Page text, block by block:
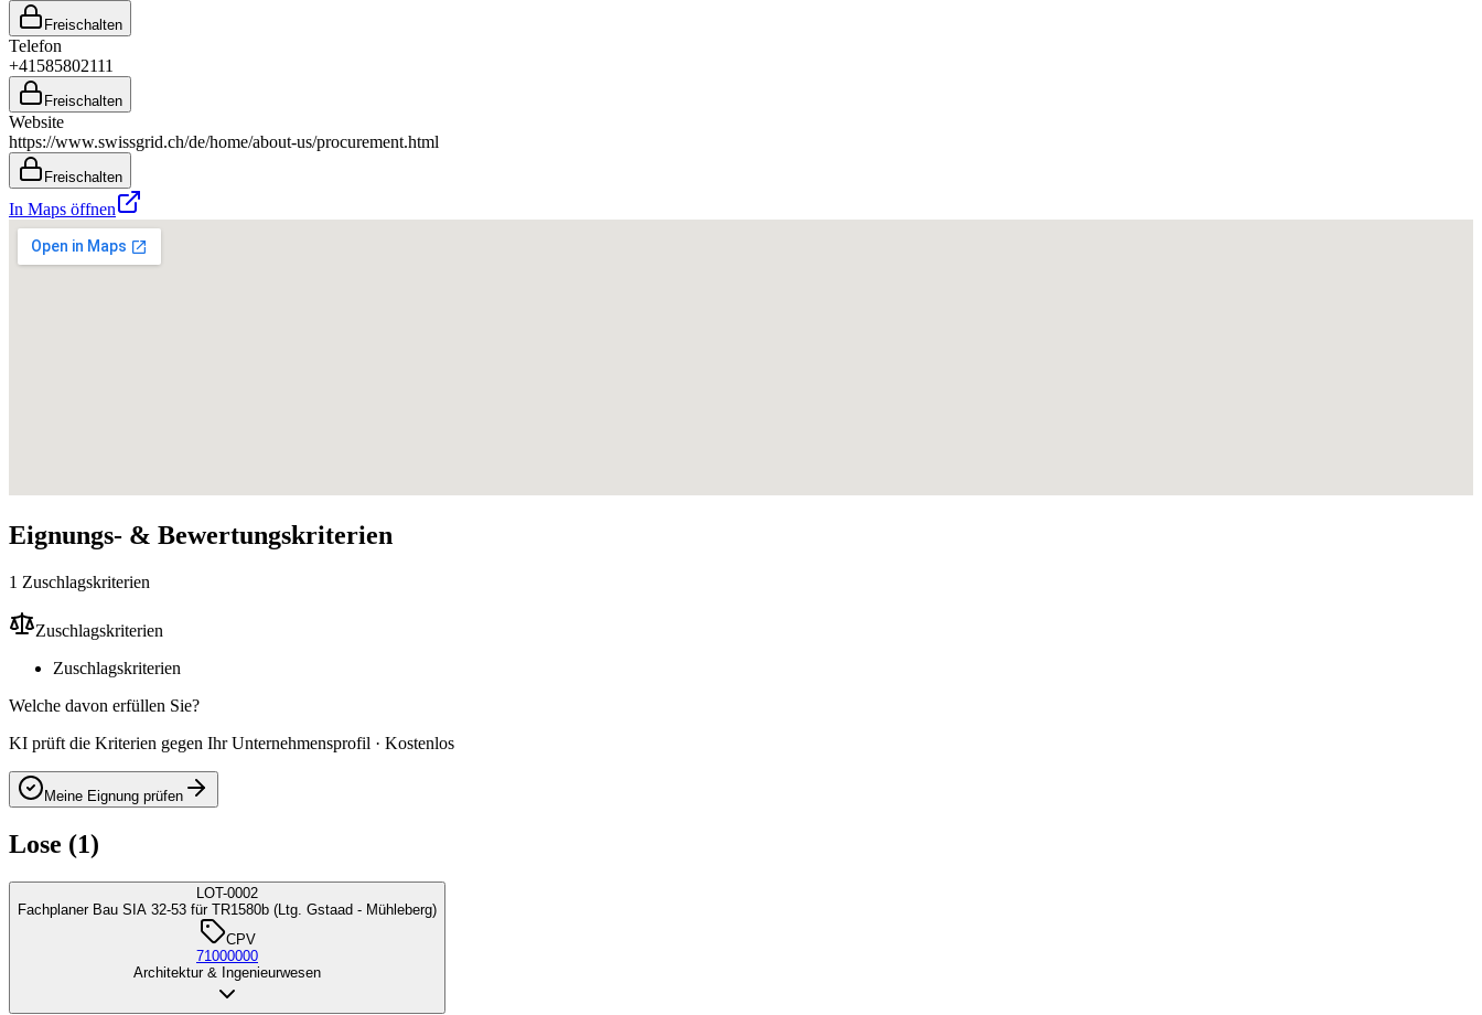
Freischalten
Telefon
+41585802111
Freischalten
Website
https://www.swissgrid.ch/de/home/about-us/procurement.html
Freischalten
In Maps öffnen
Eignungs- & Bewertungskriterien
1 Zuschlagskriterien
Zuschlagskriterien
Zuschlagskriterien
Welche davon erfüllen Sie?
KI prüft die Kriterien gegen Ihr Unternehmensprofil · Kostenlos
Meine Eignung prüfen
Lose (1)
LOT-0002
Fachplaner Bau SIA 32-53 für TR1580b (Ltg. Gstaad - Mühleberg)
CPV
71000000
Architektur & Ingenieurwesen